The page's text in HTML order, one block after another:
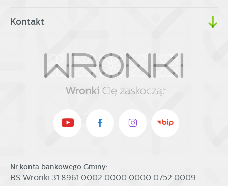
Kontakt
Nr konta bankowego Gminy:
BS Wronki 31 8961 0002 0000 0000 0752 0009